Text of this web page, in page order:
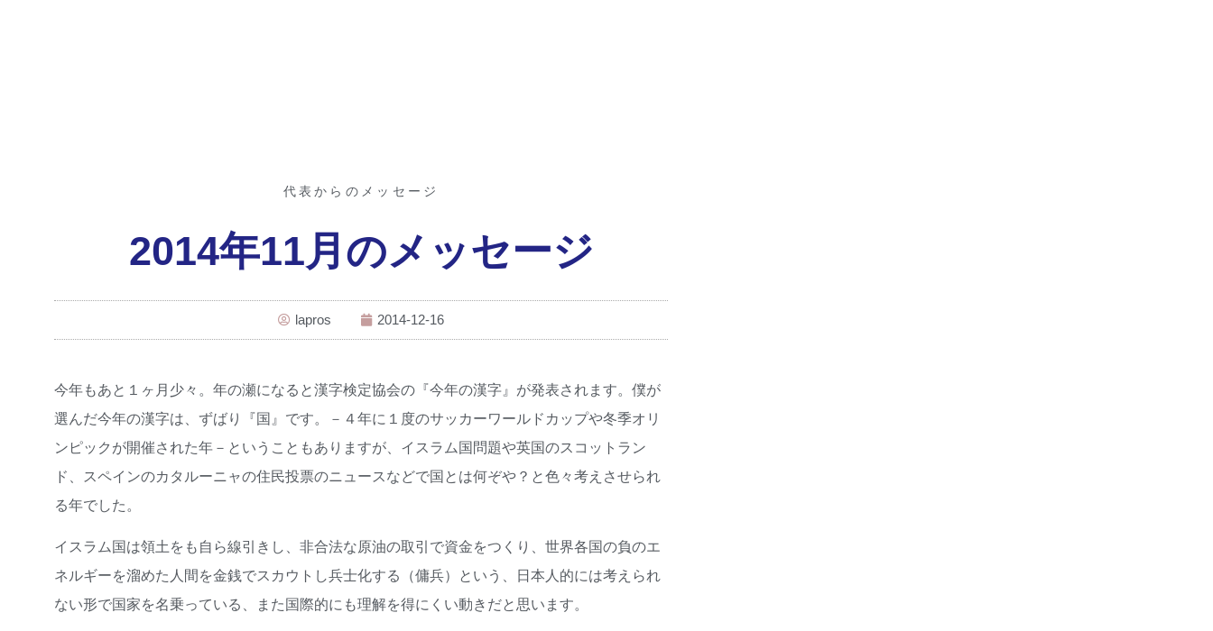
代表からのメッセージ
2014年11月のメッセージ
lapros 2014-12-16
今年もあと１ヶ月少々。年の瀬になると漢字検定協会の『今年の漢字』が発表されます。僕が
選んだ今年の漢字は、ずばり『国』です。－４年に１度のサッカーワールドカップや冬季オリ
ンピックが開催された年－ということもありますが、イスラム国問題や英国のスコットラン
ド、スペインのカタルーニャの住民投票のニュースなどで国とは何ぞや？と色々考えさせられ
る年でした。
イスラム国は領土をも自ら線引きし、非合法な原油の取引で資金をつくり、世界各国の負のエ
ネルギーを溜めた人間を金銭でスカウトし兵士化する（傭兵）という、日本人的には考えられ
ない形で国家を名乗っている、また国際的にも理解を得にくい動きだと思います。